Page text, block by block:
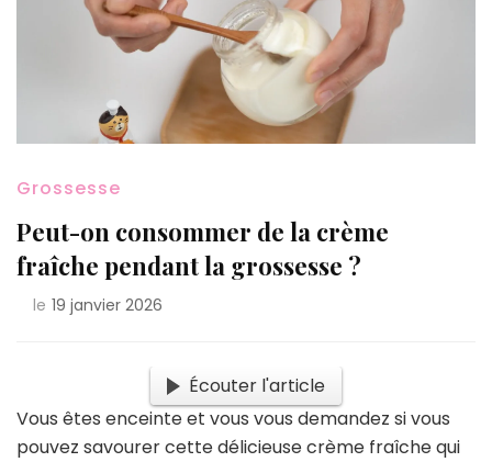
Grossesse
Peut-on consommer de la crème
fraîche pendant la grossesse ?
le 19 janvier 2026
Écouter l'article
Vous êtes enceinte et vous vous demandez si vous
pouvez savourer cette délicieuse crème fraîche qui